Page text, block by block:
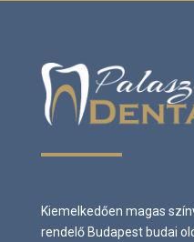
Kiemelkedően magas
rendelő Budapest budai